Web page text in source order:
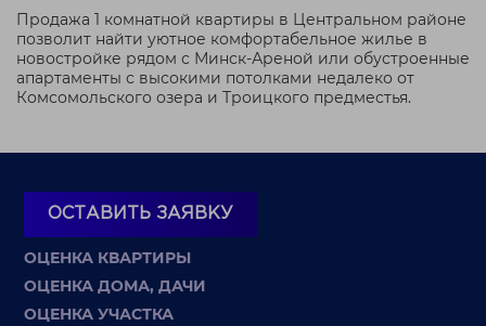
Продажа 1 комнатной квартиры в Центральном районе
позволит найти уютное комфортабельное жилье в
новостройке рядом с Минск-Ареной или обустроенные
апартаменты с высокими потолками недалеко от
Комсомольского озера и Троицкого предместья.
ОСТАВИТЬ ЗАЯВКУ
ОЦЕНКА КВАРТИРЫ
ОЦЕНКА ДОМА, ДАЧИ
ОЦЕНКА УЧАСТКА